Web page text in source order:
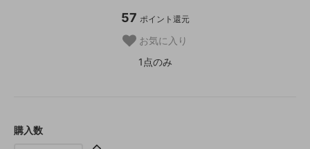
57 ポイント還元
お気に入り
1点のみ
購入数